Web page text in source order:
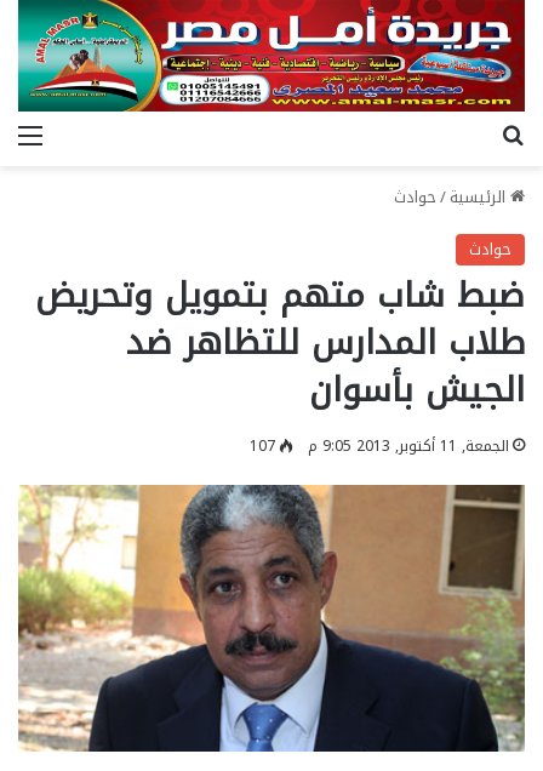
الرئيسية/حوادث
حوادث
ضبط شاب متهم بتمويل وتحريض
طلاب المدارس للتظاهر ضد
الجيش بأسوان
الجمعة, 11 أكتوبر, 2013 9:05 م 107